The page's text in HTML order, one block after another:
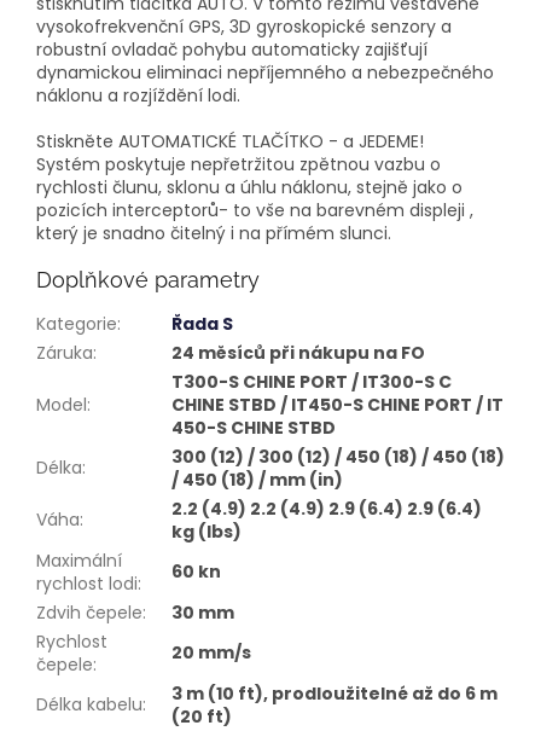
vysokofrekvenční GPS, 3D gyroskopické senzory a
robustní ovladač pohybu automaticky zajišťují
dynamickou eliminaci nepříjemného a nebezpečného
náklonu a rozjíždění lodi.
Stiskněte AUTOMATICKÉ TLAČÍTKO - a JEDEME!
Systém poskytuje nepřetržitou zpětnou vazbu o
rychlosti člunu, sklonu a úhlu náklonu, stejně jako o
pozicích interceptorů- to vše na barevném displeji ,
který je snadno čitelný i na přímém slunci.
Doplňkové parametry
Kategorie:
Řada S
Záruka: 24 měsíců při nákupu na FO
Model:
T300-S CHINE PORT / IT300-S C
CHINE STBD / IT450-S CHINE PORT / IT
450-S CHINE STBD
Délka:
300 (12) / 300 (12) / 450 (18) / 450 (18)
/ 450 (18) / mm (in)
Váha:
2.2 (4.9) 2.2 (4.9) 2.9 (6.4) 2.9 (6.4)
kg (lbs)
Maximální
rychlost lodi:
60 kn
Zdvih čepele:
30 mm
Rychlost
čepele: 20 mm/s
Délka kabelu:
3 m (10 ft), prodloužitelné až do 6 m
(20 ft)